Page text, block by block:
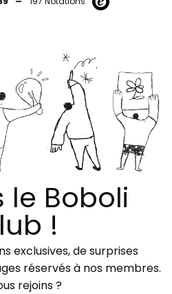
le Boboli
!
exclusives, de surprises
réservés à nos membres.
rejoins ?